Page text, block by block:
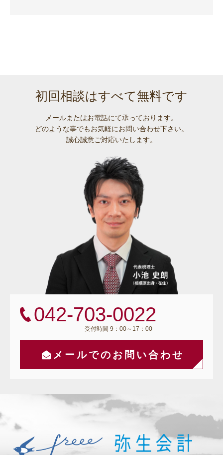
初回相談はすべて無料です
メールまたはお電話にて承っております。
どのような事でもお気軽にお問い合わせ下さい。
誠心誠意ご対応いたします。
042-703-0022
受付時間 9：00～17：00
メールでのお問い合わせ